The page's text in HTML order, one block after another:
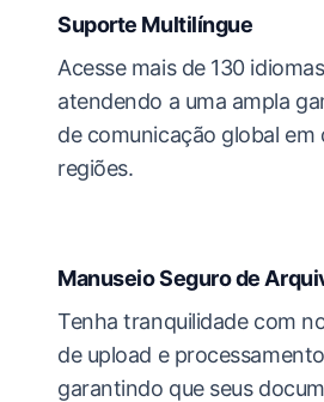
Suporte Multilíngue
Acesse mais de 130
atendendo a uma ampla
de comunicação global em
regiões.
Manuseio Seguro de
Tenha tranquilidade com
de upload e
garantindo que seus